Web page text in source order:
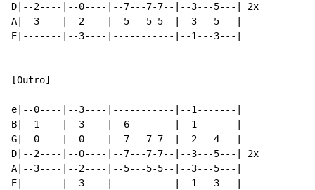
D|--2----|--0----|--7---7-7--|--3---5---| 2x
A|--3----|--2----|--5---5-5--|--3---5---|
E|-------|--3----|-----------|--1---3---|
[Outro]
e|--0----|--3----|-----------|--1-------|
B|--1----|--3----|--6--------|--1-------|
G|--0----|--0----|--7---7-7--|--2---4---|
D|--2----|--0----|--7---7-7--|--3---5---| 2x
A|--3----|--2----|--5---5-5--|--3---5---|
E|-------|--3----|-----------|--1---3---|